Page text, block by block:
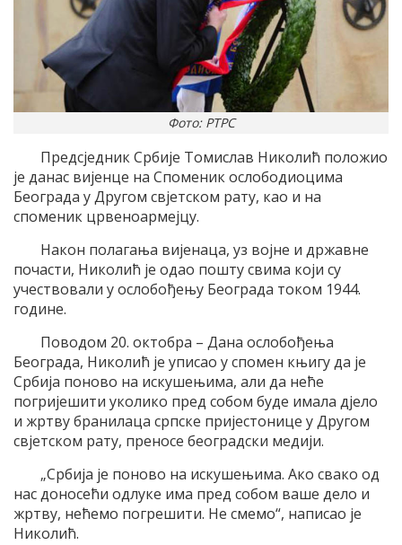
Фото: РТРС
Предсједник Србије Томислав Николић положио
је данас вијенце на Споменик ослободиоцима
Београда у Другом свјетском рату, као и на
споменик црвеноармејцу.
Након полагања вијенаца, уз војне и државне
почасти, Николић је одао пошту свима који су
учествовали у ослобођењу Београда током 1944.
године.
Поводом 20. октобра – Дана ослобођења
Београда, Николић је уписао у спомен књигу да је
Србија поново на искушењима, али да неће
погријешити уколико пред собом буде имала дјело
и жртву бранилаца српске пријестонице у Другом
свјетском рату, преносе београдски медији.
„Србија је поново на искушењима. Ако свако од
нас доносећи одлуке има пред собом ваше дело и
жртву, нећемо погрешити. Не смемо“, написао је
Николић.